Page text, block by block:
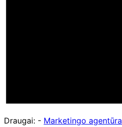
Draugai: - Marketingo agentūra